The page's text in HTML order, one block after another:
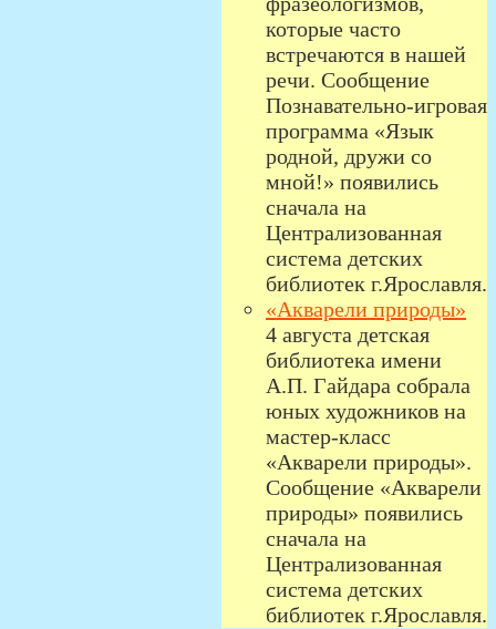
которые часто
встречаются в нашей
речи. Сообщение
Познавательно-игровая
программа «Язык
родной, дружи со
мной!» появились
сначала на
Централизованная
система детских
библиотек г.Ярославля.
«Акварели природы»
4 августа детская
библиотека имени
А.П. Гайдара собрала
юных художников на
мастер-класс
«Акварели природы».
Сообщение «Акварели
природы» появились
сначала на
Централизованная
система детских
библиотек г.Ярославля.